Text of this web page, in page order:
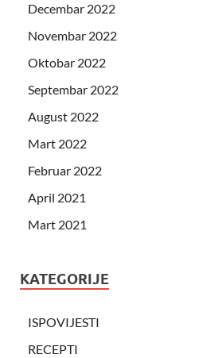
Decembar 2022
Novembar 2022
Oktobar 2022
Septembar 2022
August 2022
Mart 2022
Februar 2022
April 2021
Mart 2021
KATEGORIJE
ISPOVIJESTI
RECEPTI